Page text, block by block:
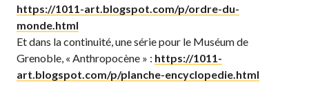
https://1011-art.blogspot.com/p/ordre-du-
monde.html
Et dans la continuité, une série pour le Muséum de
Grenoble, « Anthropocène » : https://1011-
art.blogspot.com/p/planche-encyclopedie.html